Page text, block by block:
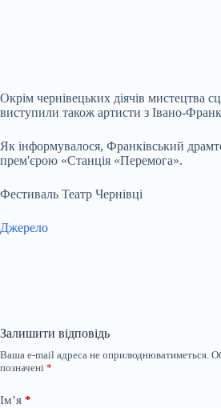
Окрім чернівецьких діячів мистецтва
виступили також артисти з Івано-
Як інформувалося, Франківський
прем'єрою «Станція «Перемога».
Фестиваль Театр Чернівці
Джерело
Залишити відповідь
Ваша e-mail адреса не оприлюднюватиметься.
позначені *
Ім’я *